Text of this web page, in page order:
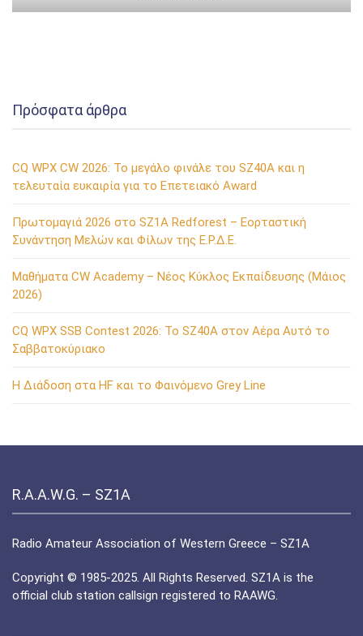
Πρόσφατα άρθρα
CQ WPX CW 2026: Το μεγάλο φινάλε του SZ40A και η
τελευταία ευκαιρία για το Επετειακό Award
Πρωτομαγιά 2026 στο SZ1A Redforest – Εορταστική
Συνάντηση Μελών και Φίλων της Ε.Ρ.Δ.Ε.
Μαθήματα CW Academy – Νέος Κύκλος Εκπαίδευσης (Μάιος
2026)
CQ WPX SSB Contest 2026: Το SZ40A στον Αέρα Αυτό το
Σαββατοκύριακο
Η Διάδοση στα HF και το Φαινόμενο Grey Line
R.A.A.W.G. – SZ1A
Radio Amateur Association of Western Greece – SZ1A
Copyright © 1985-2025. All Rights Reserved. SZ1A is the
official club station callsign registered to RAAWG.